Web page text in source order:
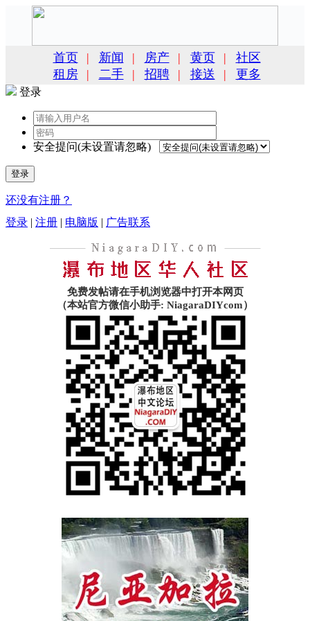
首页 | 新闻 | 房产 | 黄页 |
社区
租房
| 二手 | 招聘 | 接送 | 更多
登录
安全提问(未设置请忽略)
登录
还没有注册？
登录 | 注册 | 电脑版 | 广告联系
免费发帖请在手机浏览器中打开本网页
（本站官方微信小助手: NiagaraDIYcom）